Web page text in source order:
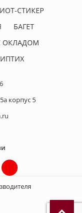
СТИКЕР
БАГЕТ
ОКЛАДОМ
корпус 5